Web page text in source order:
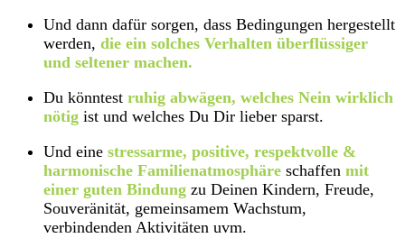
Und dann dafür sorgen, dass Bedingungen hergestellt
werden, die ein solches Verhalten überflüssiger
und seltener machen.
Du könntest ruhig abwägen, welches Nein wirklich
nötig ist und welches Du Dir lieber sparst.
Und eine stressarme, positive, respektvolle &
harmonische Familienatmosphäre schaffen mit
einer guten Bindung zu Deinen Kindern, Freude,
Souveränität, gemeinsamem Wachstum,
verbindenden Aktivitäten uvm.